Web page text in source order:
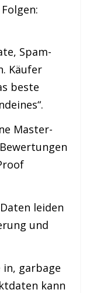
Spam-
Käufer
beste
Master-
leiden
und
in, garbage
kann